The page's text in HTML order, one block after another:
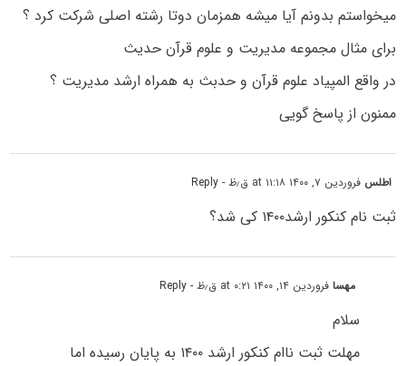
میخواستم بدونم آیا میشه همزمان دوتا رشته اصلی شرکت کرد ؟
برای مثال مجموعه مدیریت و علوم قرآن حدیث
در واقع المپیاد علوم قرآن و حدبث به همراه ارشد مدیریت ؟
ممنون از پاسخ گویی
اطلس فروردین ۷, ۱۴۰۰ at ۱۱:۱۸ ق٫ظ - Reply
ثبت نام کنکور ارشد۱۴۰۰ کی شد؟
مهسافروردین ۱۴, ۱۴۰۰ at ۰:۲۱ ق٫ظ - Reply
سلام
مهلت ثبت ناام کنکور ارشد ۱۴۰۰ به پایان رسیده اما